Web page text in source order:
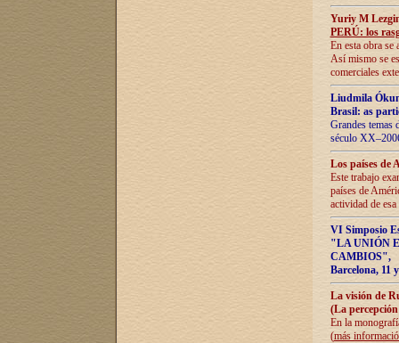
Yuriy M
PERÚ: los
En esta obra se
Así mismo se
comerciales
Liudmila
Brasil: as
Grandes temas
século
Los países de
Este trabajo
países de
actividad de
VI Simposio
"LA UNIÓN
CAMBIOS",
Barcelona, 11
La visión de
(La
En la
(más